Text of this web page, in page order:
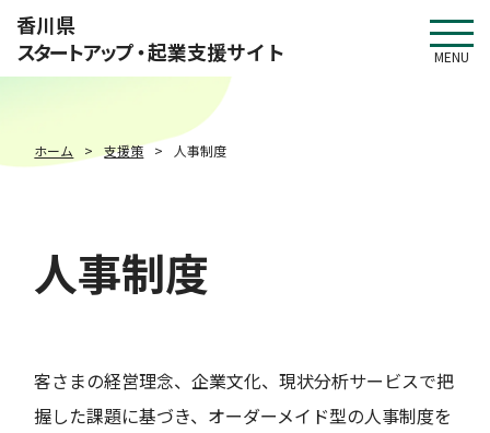
香川県
スタートアップ・起業支援サイト MENU
ホーム 支援策 人事制度
人事制度
客さまの経営理念、企業文化、現状分析サービスで把
握した課題に基づき、オーダーメイド型の人事制度を